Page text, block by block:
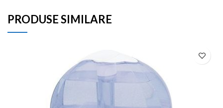
PRODUSE SIMILARE